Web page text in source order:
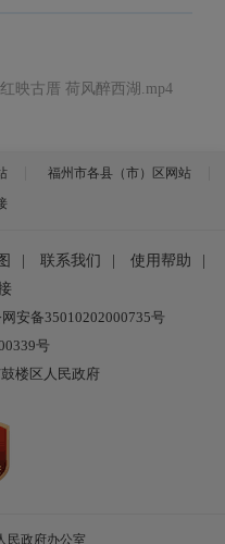
映古厝 荷风醉西湖.mp4
福州市各县（市）区网站
联系我们 使用帮助
安备35010202000735号
号
楼区人民政府
民政府办公室